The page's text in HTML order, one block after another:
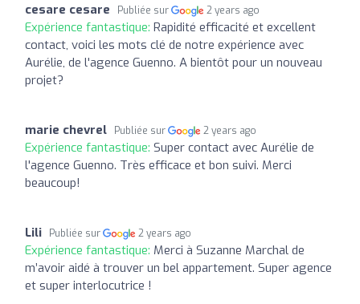
cesare cesare Publiée sur 2 years ago
Expérience fantastique: Rapidité efficacité et excellent
contact, voici les mots clé de notre expérience avec
Aurélie, de l'agence Guenno. A bientôt pour un nouveau
projet?
marie chevrel Publiée sur 2 years ago
Expérience fantastique: Super contact avec Aurélie de
l'agence Guenno. Très efficace et bon suivi. Merci
beaucoup!
Lili Publiée sur 2 years ago
Expérience fantastique: Merci à Suzanne Marchal de
m’avoir aidé à trouver un bel appartement. Super agence
et super interlocutrice !